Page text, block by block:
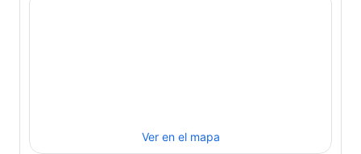
emblemáticos como la Place de la Bourse y la Cathédrale
Saint-André.
Ver en el mapa